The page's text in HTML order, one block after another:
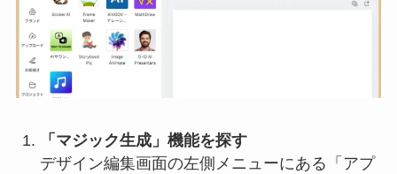
「マジック生成」機能を探す
デザイン編集画面の左側メニューにある「アプ